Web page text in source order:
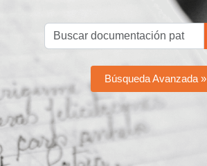
Búsqueda Avanzada »